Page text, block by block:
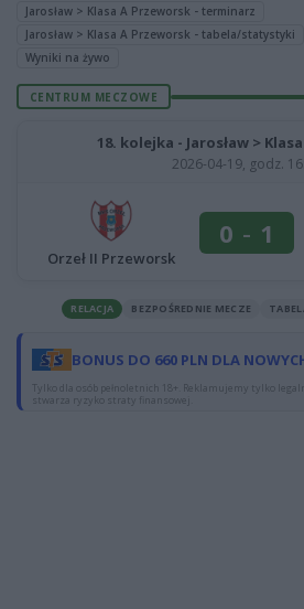
Jarosław > Klasa A Przeworsk - terminarz
Jarosław > Klasa A Przeworsk - tabela/statystyki
Wyniki na żywo
CENTRUM MECZOWE
18. kolejka - Jarosław >
2026-04-19, godz.
Orzeł II Przeworsk
0 - 1
RELACJA BEZPOŚREDNIE MECZE
BONUS DO 660 PLN DLA
Tylko dla osób pełnoletnich 18+. Reklamujemy tylko
stwarza ryzyko straty finansowej.